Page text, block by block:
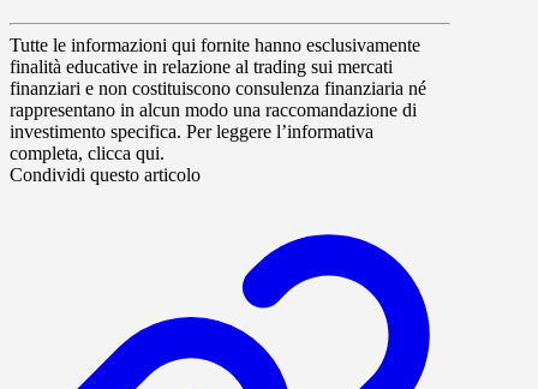
Tutte le informazioni qui fornite hanno esclusivamente
finalità educative in relazione al trading sui mercati
finanziari e non costituiscono consulenza finanziaria né
rappresentano in alcun modo una raccomandazione di
investimento specifica. Per leggere l’informativa
completa, clicca qui.
Condividi questo articolo